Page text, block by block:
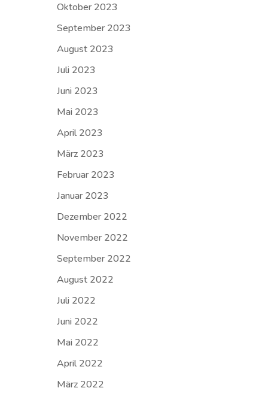
Oktober 2023
September 2023
August 2023
Juli 2023
Juni 2023
Mai 2023
April 2023
März 2023
Februar 2023
Januar 2023
Dezember 2022
November 2022
September 2022
August 2022
Juli 2022
Juni 2022
Mai 2022
April 2022
März 2022